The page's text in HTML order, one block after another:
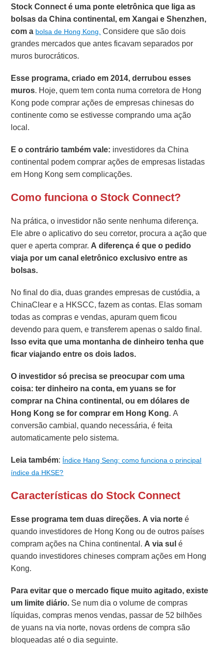
Stock Connect é uma ponte eletrônica que liga as
bolsas da China continental, em Xangai e Shenzhen,
com a bolsa de Hong Kong. Considere que são dois
grandes mercados que antes ficavam separados por
muros burocráticos.
Esse programa, criado em 2014, derrubou esses
muros. Hoje, quem tem conta numa corretora de Hong
Kong pode comprar ações de empresas chinesas do
continente como se estivesse comprando uma ação
local.
E o contrário também vale: investidores da China
continental podem comprar ações de empresas listadas
em Hong Kong sem complicações.
Como funciona o Stock Connect?
Na prática, o investidor não sente nenhuma diferença.
Ele abre o aplicativo do seu corretor, procura a ação que
quer e aperta comprar.A diferença é que o pedido
viaja por um canal eletrônico exclusivo entre as
bolsas.
No final do dia, duas grandes empresas de custódia, a
ChinaClear e a HKSCC, fazem as contas. Elas somam
todas as compras e vendas, apuram quem ficou
devendo para quem, e transferem apenas o saldo final.
Isso evita que uma montanha de dinheiro tenha que
ficar viajando entre os dois lados.
O investidor só precisa se preocupar com uma
coisa: ter dinheiro na conta, em yuans se for
comprar na China continental, ou em dólares de
Hong Kong se for comprar em Hong Kong. A
conversão cambial, quando necessária, é feita
automaticamente pelo sistema.
Leia também: Índice Hang Seng: como funciona o principal
índice da HKSE?
Características do Stock Connect
Esse programa tem duas direções. A via norteé
quando investidores de Hong Kong ou de outros países
compram ações na China continental.A via sulé
quando investidores chineses compram ações em Hong
Kong.
Para evitar que o mercado fique muito agitado, existe
um limite diário. Se num dia o volume de compras
líquidas, compras menos vendas, passar de 52 bilhões
de yuans na via norte, novas ordens de compra são
bloqueadas até o dia seguinte.